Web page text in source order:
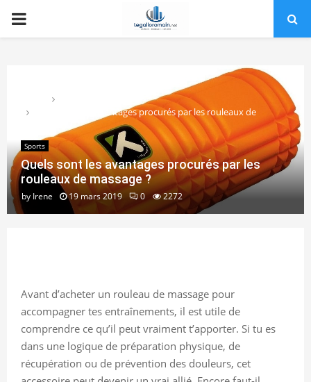
PRIMARY
Quels sont les avantages procurés par les rouleaux de
Sports
Quels sont les avantages procurés par les
rouleaux de massage ?
by Irene 19 mars 2019 0 2272
Avant d’acheter un rouleau de massage pour
accompagner tes entraînements, il est utile de
comprendre ce qu’il peut vraiment t’apporter. Si tu es
dans une logique de préparation physique, de
récupération ou de prévention des douleurs, cet